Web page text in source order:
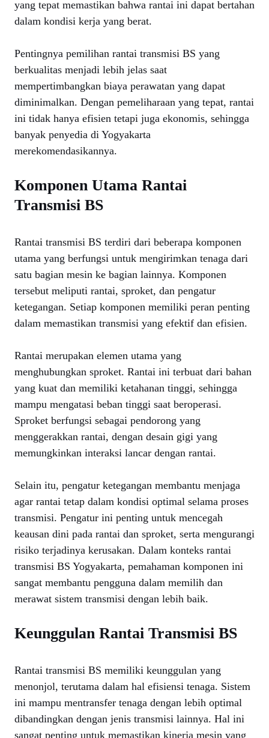
yang tepat memastikan bahwa rantai ini dapat bertahan
dalam kondisi kerja yang berat.
Pentingnya pemilihan rantai transmisi BS yang
berkualitas menjadi lebih jelas saat
mempertimbangkan biaya perawatan yang dapat
diminimalkan. Dengan pemeliharaan yang tepat, rantai
ini tidak hanya efisien tetapi juga ekonomis, sehingga
banyak penyedia di Yogyakarta
merekomendasikannya.
Komponen Utama Rantai
Transmisi BS
Rantai transmisi BS terdiri dari beberapa komponen
utama yang berfungsi untuk mengirimkan tenaga dari
satu bagian mesin ke bagian lainnya. Komponen
tersebut meliputi rantai, sproket, dan pengatur
ketegangan. Setiap komponen memiliki peran penting
dalam memastikan transmisi yang efektif dan efisien.
Rantai merupakan elemen utama yang
menghubungkan sproket. Rantai ini terbuat dari bahan
yang kuat dan memiliki ketahanan tinggi, sehingga
mampu mengatasi beban tinggi saat beroperasi.
Sproket berfungsi sebagai pendorong yang
menggerakkan rantai, dengan desain gigi yang
memungkinkan interaksi lancar dengan rantai.
Selain itu, pengatur ketegangan membantu menjaga
agar rantai tetap dalam kondisi optimal selama proses
transmisi. Pengatur ini penting untuk mencegah
keausan dini pada rantai dan sproket, serta mengurangi
risiko terjadinya kerusakan. Dalam konteks rantai
transmisi BS Yogyakarta, pemahaman komponen ini
sangat membantu pengguna dalam memilih dan
merawat sistem transmisi dengan lebih baik.
Keunggulan Rantai Transmisi BS
Rantai transmisi BS memiliki keunggulan yang
menonjol, terutama dalam hal efisiensi tenaga. Sistem
ini mampu mentransfer tenaga dengan lebih optimal
dibandingkan dengan jenis transmisi lainnya. Hal ini
sangat penting untuk memastikan kinerja mesin yang